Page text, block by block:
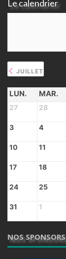
Le calendrier
JUILLET
LUN. MAR.
27 28
3 4
10 11
17 18
24 25
31 1
NOS SPONSORS